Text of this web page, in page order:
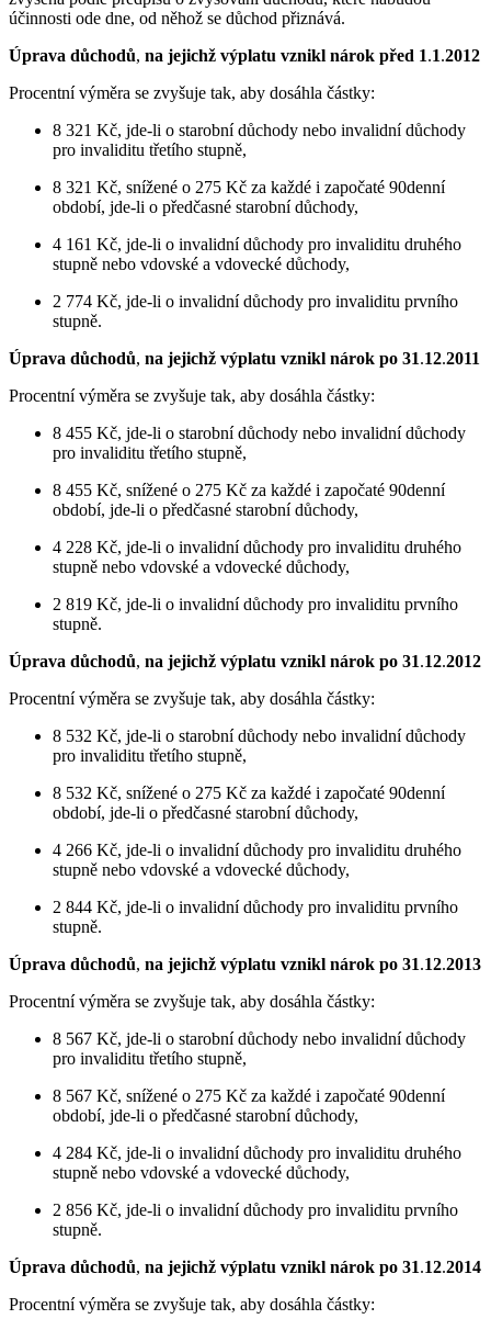
účinnosti ode dne, od něhož se důchod přiznává.
Úprava důchodů, na jejichž výplatu vznikl nárok před 1.1.2012
Procentní výměra se zvyšuje tak, aby dosáhla částky:
8 321 Kč, jde-li o starobní důchody nebo invalidní důchody
pro invaliditu třetího stupně,
8 321 Kč, snížené o 275 Kč za každé i započaté 90denní
období, jde-li o předčasné starobní důchody,
4 161 Kč, jde-li o invalidní důchody pro invaliditu druhého
stupně nebo vdovské a vdovecké důchody,
2 774 Kč, jde-li o invalidní důchody pro invaliditu prvního
stupně.
Úprava důchodů, na jejichž výplatu vznikl nárok po 31.12.2011
Procentní výměra se zvyšuje tak, aby dosáhla částky:
8 455 Kč, jde-li o starobní důchody nebo invalidní důchody
pro invaliditu třetího stupně,
8 455 Kč, snížené o 275 Kč za každé i započaté 90denní
období, jde-li o předčasné starobní důchody,
4 228 Kč, jde-li o invalidní důchody pro invaliditu druhého
stupně nebo vdovské a vdovecké důchody,
2 819 Kč, jde-li o invalidní důchody pro invaliditu prvního
stupně.
Úprava důchodů, na jejichž výplatu vznikl nárok po 31.12.2012
Procentní výměra se zvyšuje tak, aby dosáhla částky:
8 532 Kč, jde-li o starobní důchody nebo invalidní důchody
pro invaliditu třetího stupně,
8 532 Kč, snížené o 275 Kč za každé i započaté 90denní
období, jde-li o předčasné starobní důchody,
4 266 Kč, jde-li o invalidní důchody pro invaliditu druhého
stupně nebo vdovské a vdovecké důchody,
2 844 Kč, jde-li o invalidní důchody pro invaliditu prvního
stupně.
Úprava důchodů, na jejichž výplatu vznikl nárok po 31.12.2013
Procentní výměra se zvyšuje tak, aby dosáhla částky:
8 567 Kč, jde-li o starobní důchody nebo invalidní důchody
pro invaliditu třetího stupně,
8 567 Kč, snížené o 275 Kč za každé i započaté 90denní
období, jde-li o předčasné starobní důchody,
4 284 Kč, jde-li o invalidní důchody pro invaliditu druhého
stupně nebo vdovské a vdovecké důchody,
2 856 Kč, jde-li o invalidní důchody pro invaliditu prvního
stupně.
Úprava důchodů, na jejichž výplatu vznikl nárok po 31.12.2014
Procentní výměra se zvyšuje tak, aby dosáhla částky: